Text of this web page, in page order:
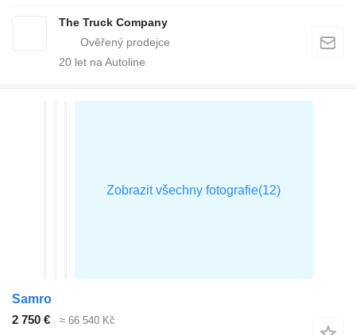
The Truck Company
20 let na Autoline
Samro
2 750 €
≈ 66 540 Kč